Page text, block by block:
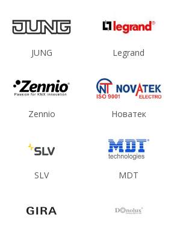
JUNG Legrand
Zennio Новатек
SLV MDT